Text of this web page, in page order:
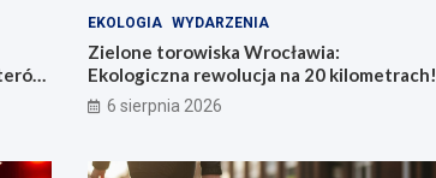
EKOLOGIA WYDARZENIA
Zielone torowiska Wrocławia:
Ekologiczna rewolucja na 20 kilometrach!
6 sierpnia 2026